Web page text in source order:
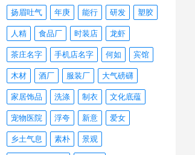
扬眉吐气 年庚 能行 研发 塑胶
人精 食品厂 时装店 龙虾
茶庄名字 手机店名字 何如 宾馆
木材 酒厂 服装厂 大气磅礴
家居饰品 洗涤 制衣 文化底蕴
宠物医院 浮夸 新意 爱女
乡土气息 素朴 景观